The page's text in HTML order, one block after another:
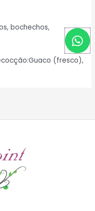
bochechos,
(fresco),
W
h
a
p